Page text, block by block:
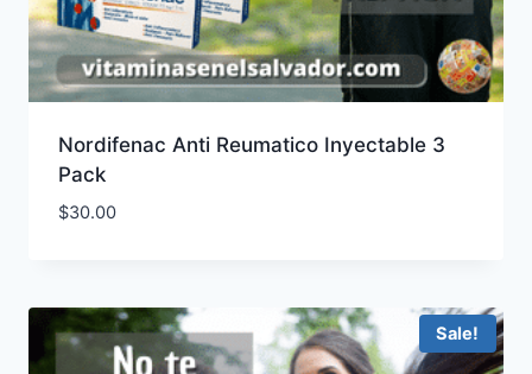
Nordifenac Anti Reumatico Inyectable 3
Pack
$30.00
Sale!